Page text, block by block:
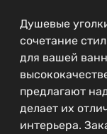
Душевые
сочетание
для вашей
предлагают
делает их
интерьера.